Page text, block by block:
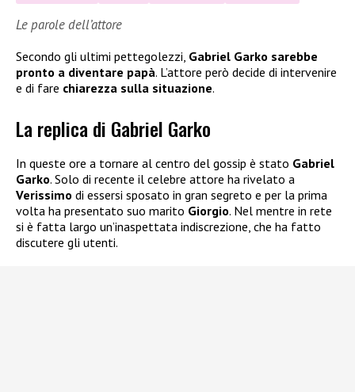
Le parole dell’attore
Secondo gli ultimi pettegolezzi, Gabriel Garko sarebbe
pronto a diventare papà. L’attore però decide di intervenire
e di fare chiarezza sulla situazione.
La replica di Gabriel Garko
In queste ore a tornare al centro del gossip è stato Gabriel
Garko. Solo di recente il celebre attore ha rivelato a
Verissimo di essersi sposato in gran segreto e per la prima
volta ha presentato suo marito Giorgio. Nel mentre in rete
si è fatta largo un’inaspettata indiscrezione, che ha fatto
discutere gli utenti.